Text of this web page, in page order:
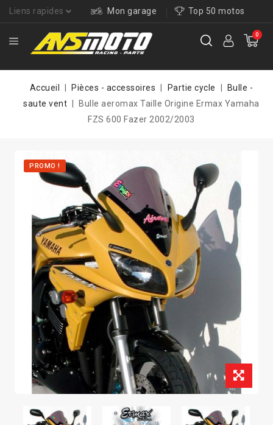
Liens rapides Mon garage Top 50 motos
0
Accueil Pièces - accessoires Partie cycle
Bulle -
saute vent
Bulle aeromax Taille Origine Ermax Yamaha
FZS 600 Fazer 2002/2003
PROMO !